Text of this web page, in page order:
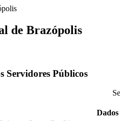
de Brazópolis
Servidores Públicos